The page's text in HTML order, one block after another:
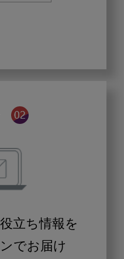
立ち情報を
でお届け